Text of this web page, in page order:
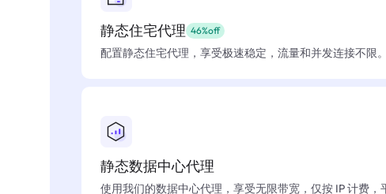
静态住宅代理 46%off
配置静态住宅代理，享受极速稳定，流量和并发连接不限。
静态数据中心代理
使用我们的数据中心代理，享受无限带宽，仅按 IP 计费，